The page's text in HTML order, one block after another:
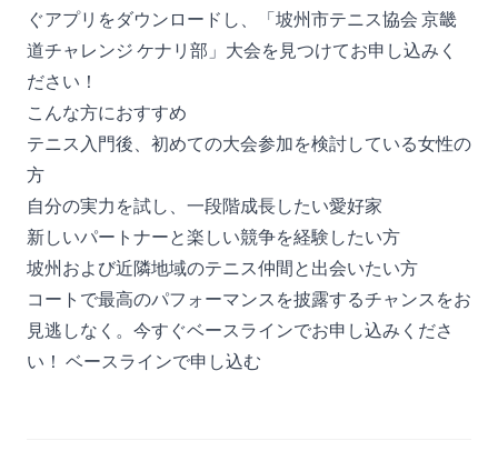
ぐアプリをダウンロードし、「坡州市テニス協会 京畿
道チャレンジ ケナリ部」大会を見つけてお申し込みく
ださい！
こんな方におすすめ
テニス入門後、初めての大会参加を検討している女性の
方
自分の実力を試し、一段階成長したい愛好家
新しいパートナーと楽しい競争を経験したい方
坡州および近隣地域のテニス仲間と出会いたい方
コートで最高のパフォーマンスを披露するチャンスをお
見逃しなく。今すぐベースラインでお申し込みくださ
い！ ベースラインで申し込む